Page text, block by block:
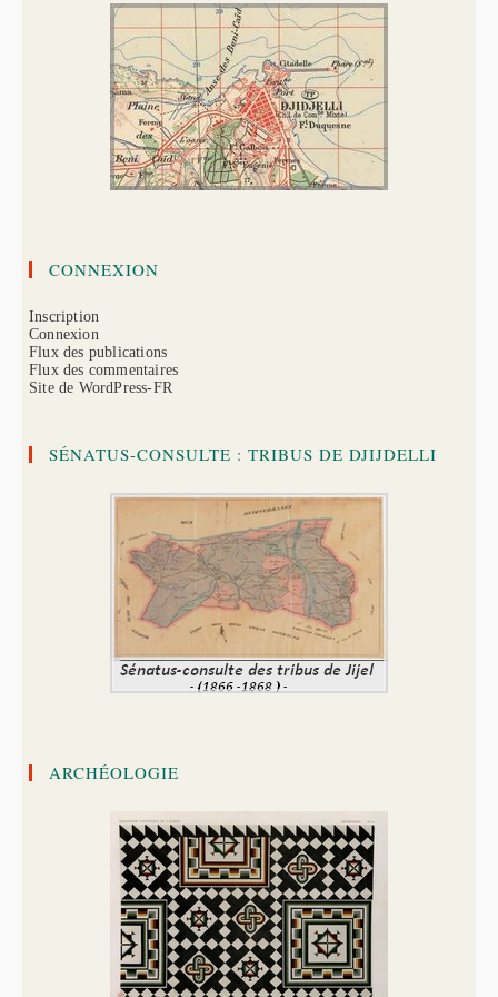
CONNEXION
Inscription
Connexion
Flux des publications
Flux des commentaires
Site de WordPress-FR
SÉNATUS-CONSULTE : TRIBUS DE DJIJDELLI
ARCHÉOLOGIE